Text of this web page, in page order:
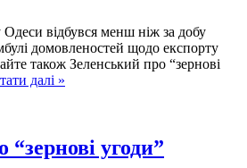
Одеси відбувся менш ніж за добу
домовленостей щодо експорту
також Зеленський про “зернові
далі »
не
виконувати
угоди”